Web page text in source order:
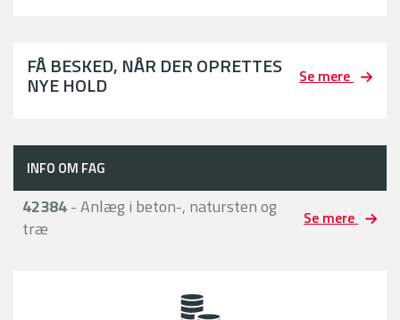
FÅ BESKED, NÅR DER OPRETTES
NYE HOLD Se mere
INFO OM FAG
42384- Anlæg i beton-, natursten og
træ
Se mere